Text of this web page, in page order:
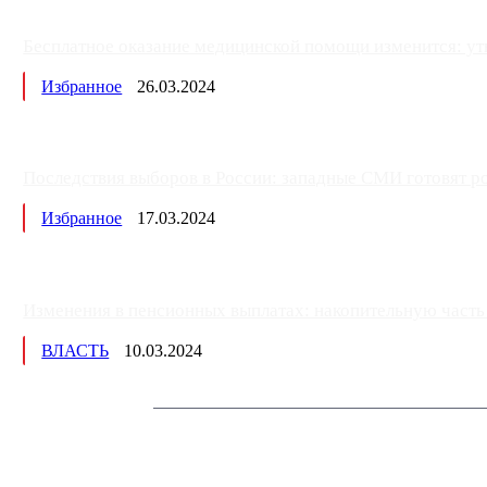
Избранное 26.03.2024
Избранное 17.03.2024
ВЛАСТЬ 10.03.2024